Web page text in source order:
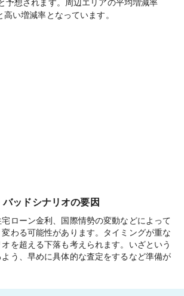
予想されます。周辺エリアの平均増減率
高い増減率となっています。
ッドシナリオの要因
ローン金利、国際情勢の変動などによって
わる可能性があります。タイミングが重な
を超える下落も考えられます。いざという
う、早めに具体的な査定をするなど準備が